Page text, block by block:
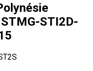
STI2D-